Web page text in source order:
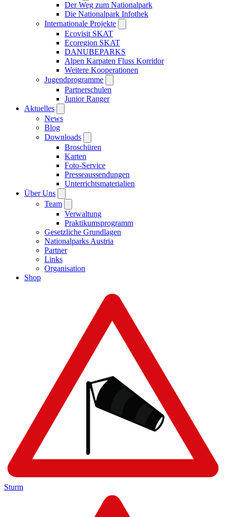
Der Weg zum Nationalpark
Die Nationalpark Infothek
Internationale Projekte
Ecovisit SKAT
Ecoregion SKAT
DANUBEPARKS
Alpen Karpaten Fluss Korridor
Weitere Kooperationen
Jugendprogramme
Partnerschulen
Junior Ranger
Aktuelles
News
Blog
Downloads
Broschüren
Karten
Foto-Service
Presseaussendungen
Unterrichtsmaterialien
Über Uns
Team
Verwaltung
Praktikumsprogramm
Gesetzliche Grundlagen
Nationalparks Austria
Partner
Links
Organisation
Shop
Sturm